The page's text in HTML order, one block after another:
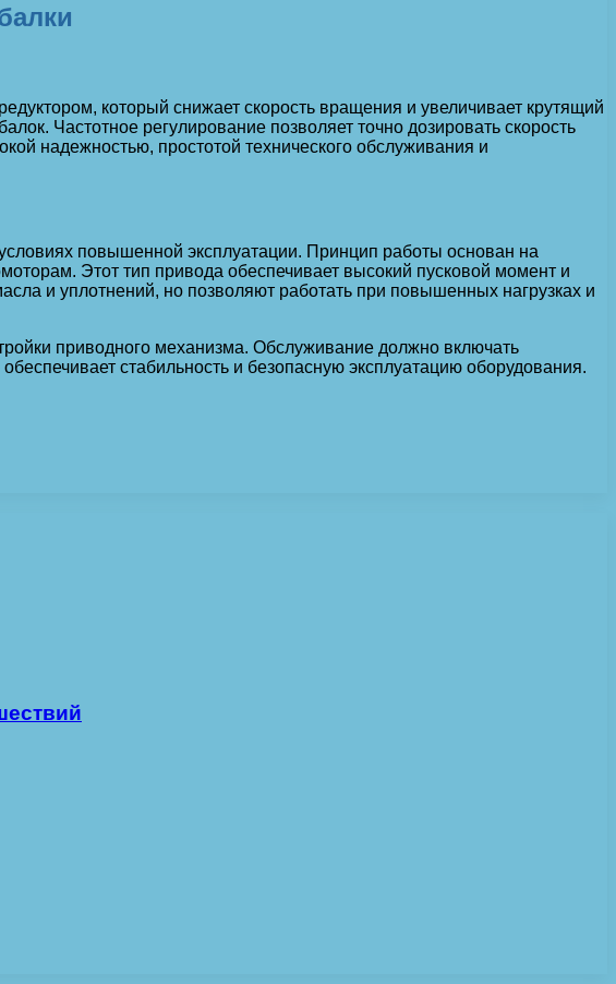
который снижает скорость вращения и увеличивает крутящий
Частотное регулирование позволяет точно дозировать скорость
надежностью, простотой технического обслуживания и
повышенной эксплуатации. Принцип работы основан на
Этот тип привода обеспечивает высокий пусковой момент и
и уплотнений, но позволяют работать при повышенных нагрузках и
приводного механизма. Обслуживание должно включать
стабильность и безопасную эксплуатацию оборудования.